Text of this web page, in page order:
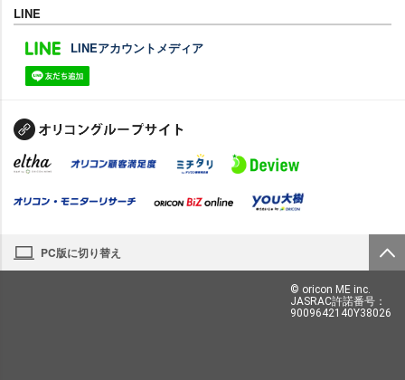
LINE
LINEアカウントメディア
PC版に切り替え
© oricon ME inc.
JASRAC許諾番号：
9009642140Y38026